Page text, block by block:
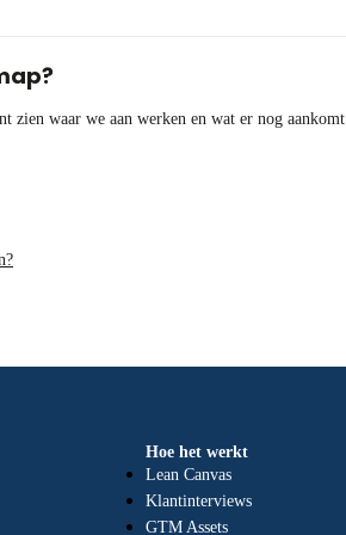
zien waar we aan werken en wat er nog aankomt.
Hoe het werkt
Lean Canvas
Klantinterviews
GTM Assets